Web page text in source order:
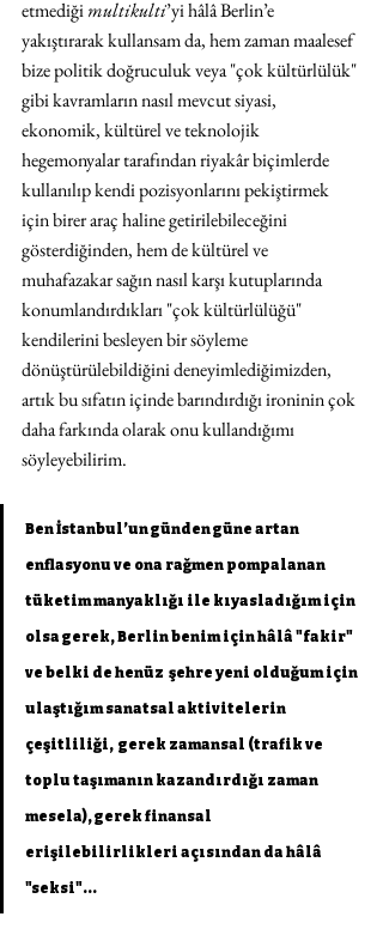
etmediği multikulti’yi hâlâ Berlin’e
yakıştırarak kullansam da, hem zaman maalesef
bize politik doğruculuk veya "çok kültürlülük"
gibi kavramların nasıl mevcut siyasi,
ekonomik, kültürel ve teknolojik
hegemonyalar tarafından riyakâr biçimlerde
kullanılıp kendi pozisyonlarını pekiştirmek
için birer araç haline getirilebileceğini
gösterdiğinden, hem de kültürel ve
muhafazakar sağın nasıl karşı kutuplarında
konumlandırdıkları "çok kültürlülüğü"
kendilerini besleyen bir söyleme
dönüştürülebildiğini deneyimlediğimizden,
artık bu sıfatın içinde barındırdığı ironinin çok
daha farkında olarak onu kullandığımı
söyleyebilirim.
Ben İstanbul’un günden güne artan
enflasyonu ve ona rağmen pompalanan
tüketim manyaklığı ile kıyasladığım için
olsa gerek, Berlin benim için hâlâ "fakir"
ve belki de henüz  şehre yeni olduğum için
ulaştığım sanatsal aktivitelerin
çeşitliliği,  gerek zamansal (trafik ve
toplu taşımanın kazandırdığı zaman
mesela), gerek finansal
erişilebilirlikleri açısından da hâlâ
"seksi"...